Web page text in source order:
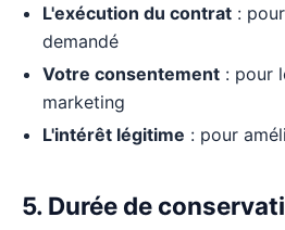
L'exécution du contrat :
demandé
Votre consentement : pour
marketing
L'intérêt légitime : pour
5. Durée de